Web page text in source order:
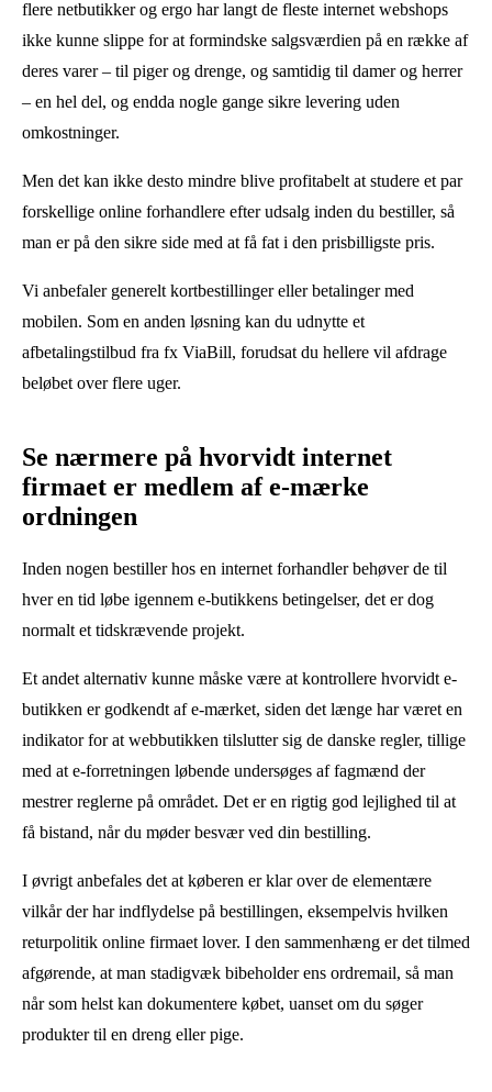
flere netbutikker og ergo har langt de fleste internet webshops
ikke kunne slippe for at formindske salgsværdien på en række af
deres varer – til piger og drenge, og samtidig til damer og herrer
– en hel del, og endda nogle gange sikre levering uden
omkostninger.
Men det kan ikke desto mindre blive profitabelt at studere et par
forskellige online forhandlere efter udsalg inden du bestiller, så
man er på den sikre side med at få fat i den prisbilligste pris.
Vi anbefaler generelt kortbestillinger eller betalinger med
mobilen. Som en anden løsning kan du udnytte et
afbetalingstilbud fra fx ViaBill, forudsat du hellere vil afdrage
beløbet over flere uger.
Se nærmere på hvorvidt internet
firmaet er medlem af e-mærke
ordningen
Inden nogen bestiller hos en internet forhandler behøver de til
hver en tid løbe igennem e-butikkens betingelser, det er dog
normalt et tidskrævende projekt.
Et andet alternativ kunne måske være at kontrollere hvorvidt e-
butikken er godkendt af e-mærket, siden det længe har været en
indikator for at webbutikken tilslutter sig de danske regler, tillige
med at e-forretningen løbende undersøges af fagmænd der
mestrer reglerne på området. Det er en rigtig god lejlighed til at
få bistand, når du møder besvær ved din bestilling.
I øvrigt anbefales det at køberen er klar over de elementære
vilkår der har indflydelse på bestillingen, eksempelvis hvilken
returpolitik online firmaet lover. I den sammenhæng er det tilmed
afgørende, at man stadigvæk bibeholder ens ordremail, så man
når som helst kan dokumentere købet, uanset om du søger
produkter til en dreng eller pige.